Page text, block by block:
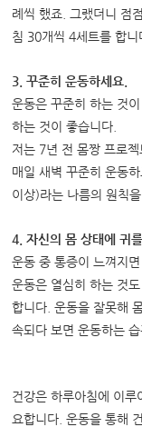
례씩 했죠. 그랬더니 점
침 30개씩 4세트를 합니
3. 꾸준히 운동하세요.
운동은 꾸준히 하는 것
하는 것이 좋습니다.
저는 7년 전 몸짱 프로
매일 새벽 꾸준히 운동
이상)라는 나름의 원칙
4. 자신의 몸 상태에 귀
운동 중 통증이 느껴지
운동은 열심히 하는 것
합니다. 운동을 잘못해
속되다 보면 운동하는
건강은 하루아침에 이
요합니다. 운동을 통해